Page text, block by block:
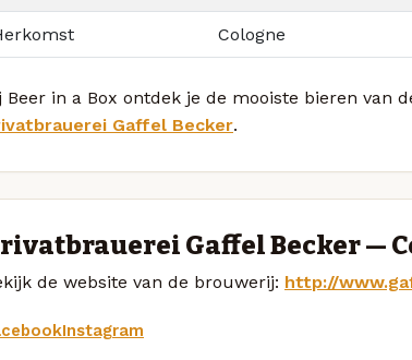
Cologne
Beer in a Box ontdek je de mooiste bieren van
Gaffel Becker.
Gaffel Becker —
de website van de brouwerij: http://
Instagram